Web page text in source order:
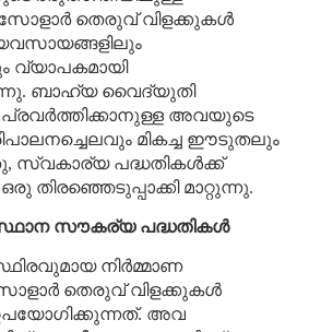
തെരുവ് വിളക്കുകൾ
വ്യാപകമായി
ബാഹ്യ വൈദ്യുതി
പ്രവർത്തിക്കാനുള്ള അവയുടെ
മികച്ച ഈടുതലും
സ്വകാര്യ പദ്ധതികൾക്ക്
മാറ്റുന്നു.
സൗകര്യ പദ്ധതികൾ
നിർമ്മാണ
തെരുവ് വിളക്കുകൾ
അവ